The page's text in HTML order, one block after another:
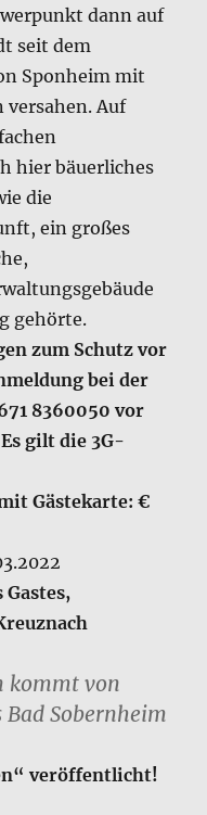
dann auf
seit dem
Sponheim mit
versahen. Auf
hier bäuerliches
die
ein großes
gehörte.
zum Schutz vor
bei der
8360050 vor
gilt die 3G-
Gästekarte: €
kommt von
Sobernheim
veröffentlicht!